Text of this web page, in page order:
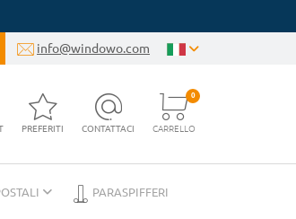
info@windowo.com
PREFERITI CONTATTACI CARRELLO
0
PARASPIFFERI